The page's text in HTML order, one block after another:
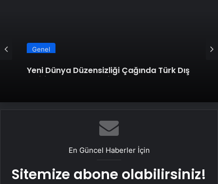
Genel
Politikası ve Hakan Fidan Faktörü
En Güncel Haberler İçin
Sitemize abone olabilirsiniz!